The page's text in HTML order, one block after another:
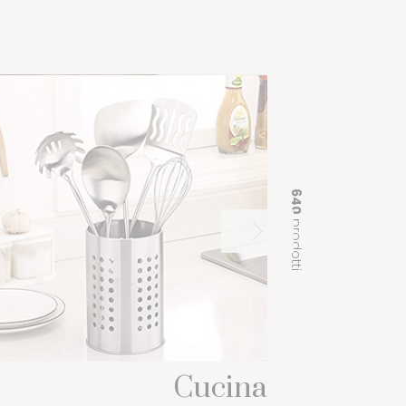
Cucina
640
prodotti